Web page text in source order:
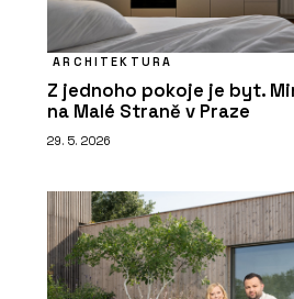
ARCHITEKTURA
Z jednoho pokoje je byt.
na Malé Straně v Praze
29. 5. 2026